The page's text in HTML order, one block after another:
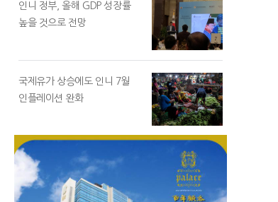
인니 정부, 올해 GDP 성장률
높을 것으로 전망
국제유가 상승에도 인니 7월
인플레이션 완화